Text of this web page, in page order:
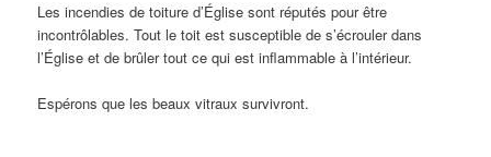
Les incendies de toiture d’Église sont réputés pour être
incontrôlables. Tout le toit est susceptible de s’écrouler dans
l’Église et de brûler tout ce qui est inflammable à l’intérieur.
Espérons que les beaux vitraux survivront.